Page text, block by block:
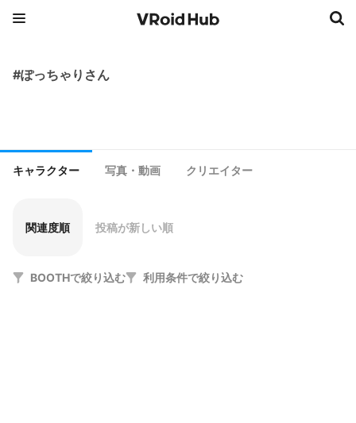
#ぽっちゃりさん
キャラクター 写真・動画 クリエイター
関連度順 投稿が新しい順
BOOTHで絞り込む 利用条件で絞り込む